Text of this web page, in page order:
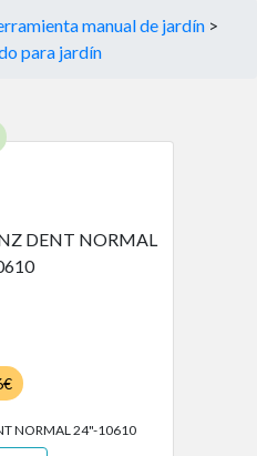
manual de jardín >
para jardín
NORMAL 24"-10610